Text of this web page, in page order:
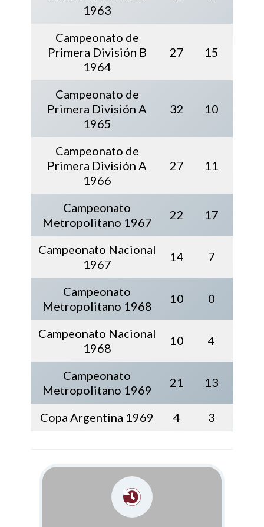
1963
Campeonato de
Primera División B
1964
27 15
Campeonato de
Primera División A
1965
32 10
Campeonato de
Primera División A
1966
27 11
Campeonato
Metropolitano 1967
22 17
Campeonato Nacional
1967
14 7
Campeonato
Metropolitano 1968
10 0
Campeonato Nacional
1968
10 4
Campeonato
Metropolitano 1969
21 13
Copa Argentina 1969 4 3